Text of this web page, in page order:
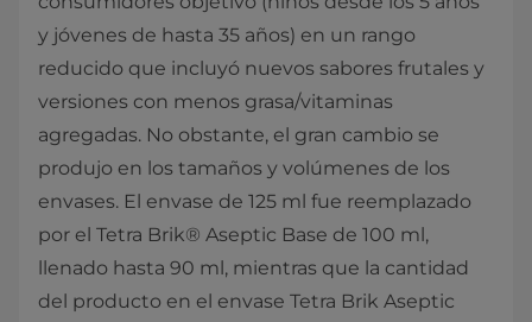
y jóvenes de hasta 35 años) en un rango
reducido que incluyó nuevos sabores frutales y
versiones con menos grasa/vitaminas
agregadas. No obstante, el gran cambio se
produjo en los tamaños y volúmenes de los
envases. El envase de 125 ml fue reemplazado
por el Tetra Brik® Aseptic Base de 100 ml,
llenado hasta 90 ml, mientras que la cantidad
del producto en el envase Tetra Brik Aseptic